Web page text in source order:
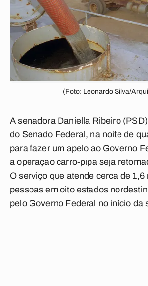
(Foto: Leonardo Silva/
A senadora Daniella Ribeiro
do Senado Federal, na noite de
para fazer um apelo ao Governo
a operação carro-pipa seja
O serviço que atende cerca de 1,6
pessoas em oito estados
pelo Governo Federal no início da